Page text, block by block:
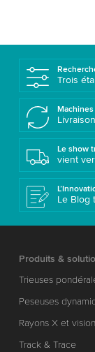
Trois
Le show
vient
Le Blog
Produits &
Trieuses
Peseuses
Rayons X et vision
Track & Trace